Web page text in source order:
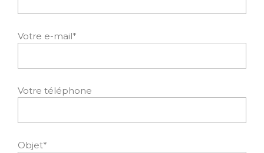
Votre e-mail*
Votre téléphone
Objet*